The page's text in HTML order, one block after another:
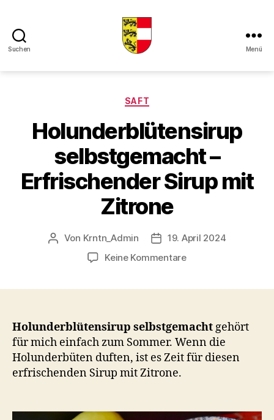
Suchen
Kueche
Menü
Kategorien
SAFT
Holunderblütensirup
selbstgemacht –
Erfrischender Sirup mit
Zitrone
Beitragsautor
Von Krntn_Admin Veröffentlichungsdatum
19. April 2024
Keine Kommentarezu
Sirup
mit
Zitrone
Holunderblütensirup selbstgemachtgehört
für mich einfach zum Sommer. Wenn die
Holunderbüten duften, ist es Zeit für diesen
erfrischenden Sirup mit Zitrone.